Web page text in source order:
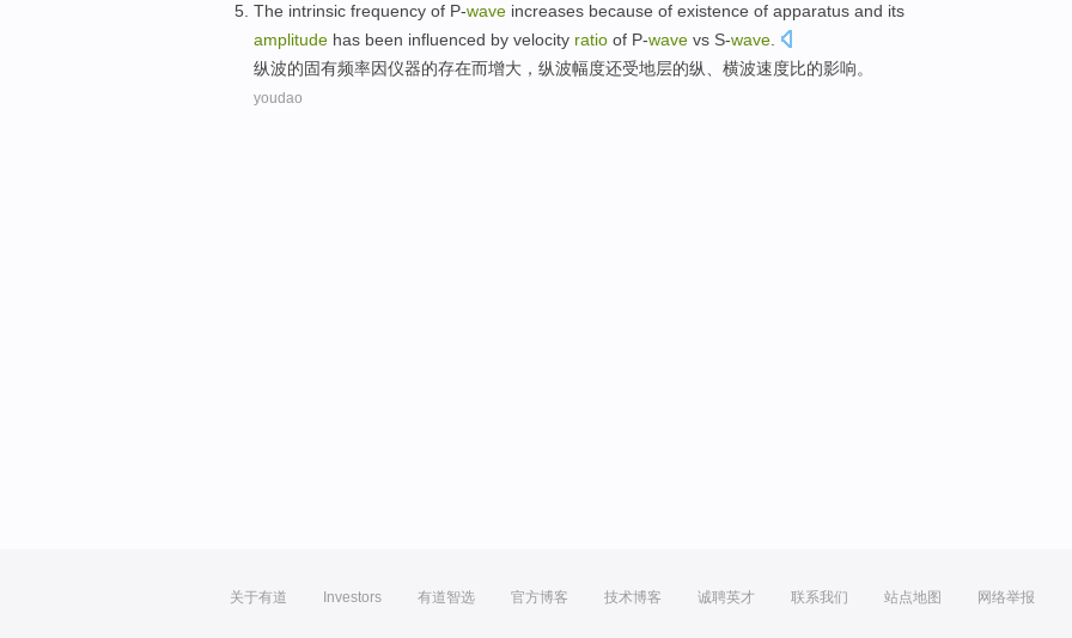
The intrinsic frequency of P-wave increases because of existence of apparatus and its
amplitude has been influenced by velocity ratio of P-wave vs S-wave
纵波的固有频率因仪器的存在而增大 ，纵波幅度还受地层的纵、 横波速度比的影响。
youdao
关于有道 Investors 有道智选 官方博客 技术博客 诚聘英才 联系我们 站点地图 网络举报